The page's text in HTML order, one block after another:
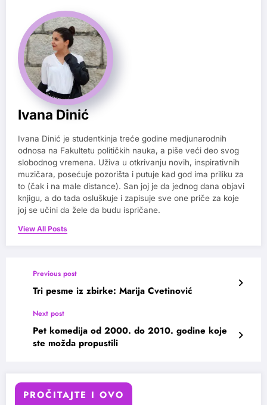
Ivana Dinić
Ivana Dinić je studentkinja treće godine medjunarodnih
odnosa na Fakultetu političkih nauka, a piše veći deo svog
slobodnog vremena. Uživa u otkrivanju novih, inspirativnih
muzičara, posećuje pozorišta i putuje kad god ima priliku za
to (čak i na male distance). San joj je da jednog dana objavi
knjigu, a do tada osluškuje i zapisuje sve one priče za koje
joj se učini da žele da budu ispričane.
View All Posts
Previous post
Tri pesme iz zbirke: Marija Cvetinović
Next post
Pet komedija od 2000. do 2010. godine koje
ste možda propustili
PROČITAJTE I OVO